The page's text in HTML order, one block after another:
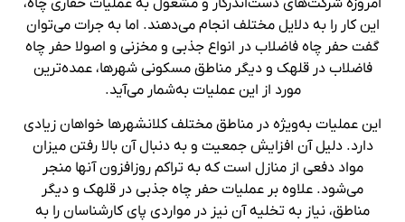
این کار را به دلایل مختلف انجام می‌دهند. اما به جرات می‌توان
گفت حفر چاه فاضلاب در انواع جذبی و مخزنی و اصولا حفر چاه
فاضلاب در قلهک و دیگر مناطق مسکونی شهرها، عمده‌ترین
مورد از این عملیات به‌شمار می‌آید.
این عملیات به‌ویژه در مناطق مختلف کلانشهرها خواهان زیادی
دارد. دلیل آن افزایش جمعیت و به دنبال آن بالا رفتن میزان
مواد دفعی از منازل است که به تراکم روزافزون آنها منجر
می‌شود. علاوه بر عملیات حفر چاه جذبی در قلهک و دیگر
مناطق، نیاز به تخلیه آن نیز در مواردی پای کارشناسان را به